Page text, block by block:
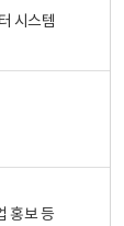
시스템
홍보 등